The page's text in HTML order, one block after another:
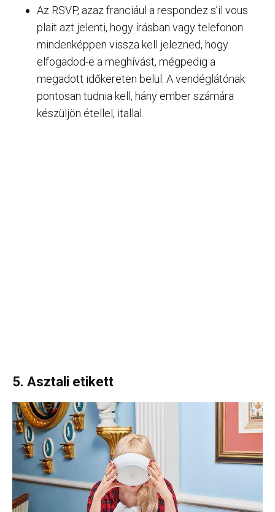
Az RSVP, azaz franciául a respondez s’il vous
plait azt jelenti, hogy írásban vagy telefonon
mindenképpen vissza kell jelezned, hogy
elfogadod-e a meghívást, mégpedig a
megadott időkereten belül. A vendéglátónak
pontosan tudnia kell, hány ember számára
készüljön étellel, itallal.
5. Asztali etikett